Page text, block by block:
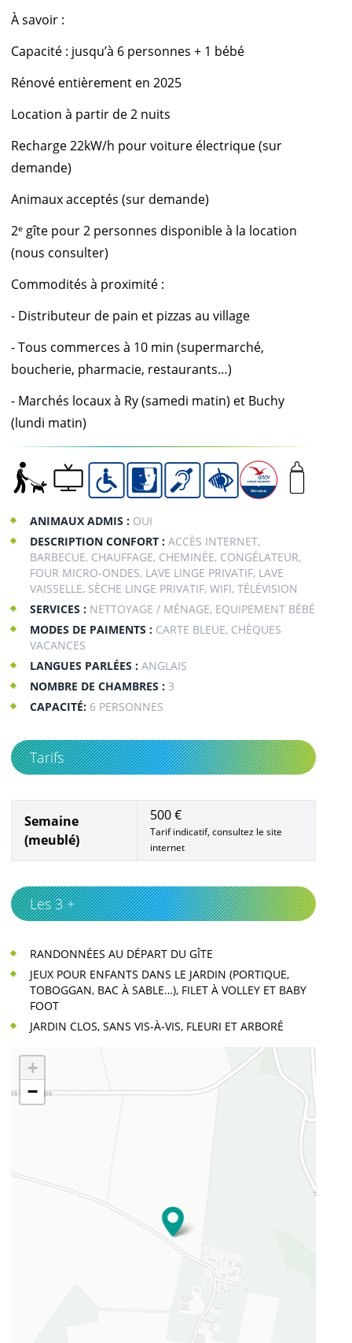
À savoir :
Capacité : jusqu’à 6 personnes + 1 bébé
Rénové entièrement en 2025
Location à partir de 2 nuits
Recharge 22kW/h pour voiture électrique (sur
demande)
Animaux acceptés (sur demande)
2ᵉ gîte pour 2 personnes disponible à la location
(nous consulter)
Commodités à proximité :
- Distributeur de pain et pizzas au village
- Tous commerces à 10 min (supermarché,
boucherie, pharmacie, restaurants…)
- Marchés locaux à Ry (samedi matin) et Buchy
(lundi matin)
ANIMAUX ADMIS : OUI
DESCRIPTION CONFORT : ACCÈS INTERNET,
BARBECUE, CHAUFFAGE, CHEMINÉE, CONGÉLATEUR,
FOUR MICRO-ONDES, LAVE LINGE PRIVATIF, LAVE
VAISSELLE, SÈCHE LINGE PRIVATIF, WIFI, TÉLÉVISION
SERVICES : NETTOYAGE / MÉNAGE, EQUIPEMENT BÉBÉ
MODES DE PAIMENTS : CARTE BLEUE, CHÈQUES
VACANCES
LANGUES PARLÉES : ANGLAIS
NOMBRE DE CHAMBRES : 3
CAPACITÉ: 6 PERSONNES
Tarifs
Semaine
(meublé)
500 €
Tarif indicatif, consultez le site
internet
Les 3 +
RANDONNÉES AU DÉPART DU GÎTE
JEUX POUR ENFANTS DANS LE JARDIN (PORTIQUE,
TOBOGGAN, BAC À SABLE…), FILET À VOLLEY ET BABY
FOOT
JARDIN CLOS, SANS VIS-À-VIS, FLEURI ET ARBORÉ
+
−